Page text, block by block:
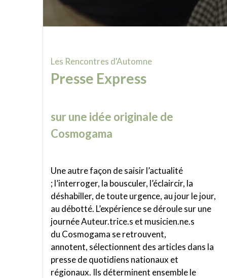
Les Rencontres d'Automne
Presse Express
sur une idée originale de
Cosmogama
Une autre façon de saisir l’actualité
; l’interroger, la bousculer, l’éclaircir, la
déshabiller, de toute urgence, au jour le jour,
au débotté. L’expérience se déroule sur une
journée Auteur.trice.s et musicien.ne.s
du Cosmogama se retrouvent,
annotent, sélectionnent des articles dans la
presse de quotidiens nationaux et
régionaux. Ils déterminent ensemble le